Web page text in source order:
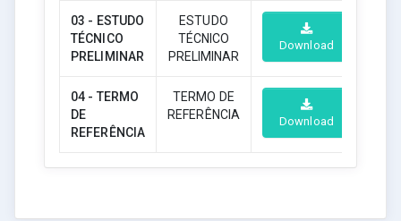
03 - ESTUDO
TÉCNICO
PRELIMINAR
ESTUDO
TÉCNICO
PRELIMINAR
Download
04 - TERMO
DE
REFERÊNCIA
TERMO DE
REFERÊNCIA
Download